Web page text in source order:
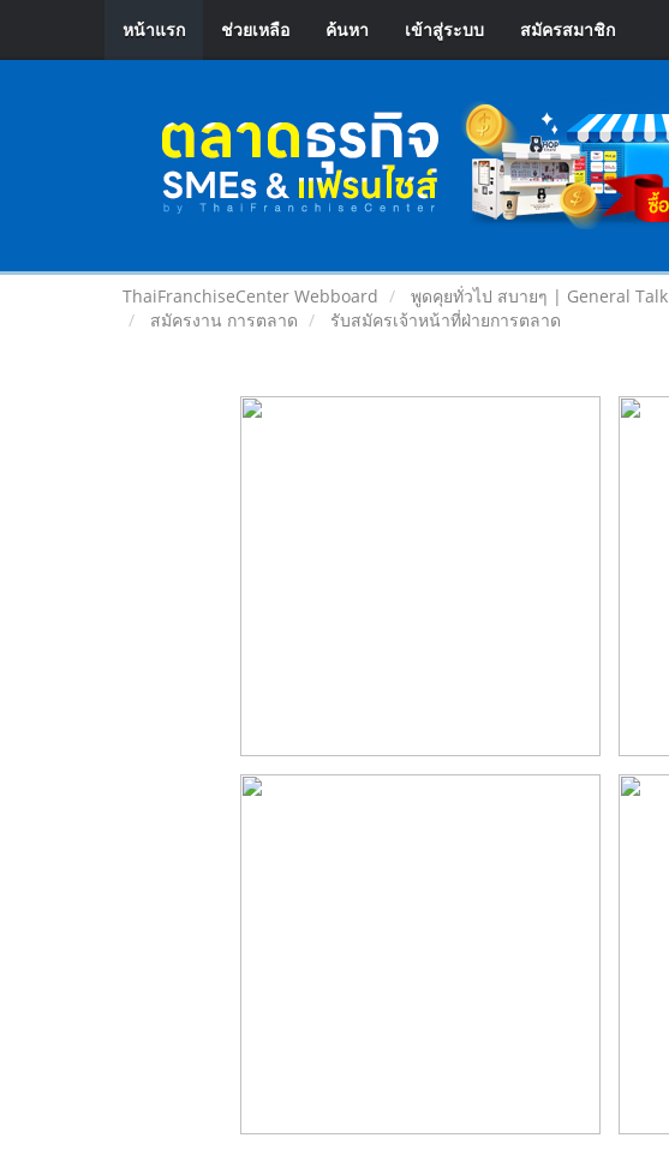
หน้าแรก ช่วยเหลือ ค้นหา เข้าสู่ระบบ สมัครสมาชิก
ThaiFranchiseCenter Webboard พูดคุยทั่วไป สบายๆ | General Talk
สมัครงาน การตลาด
รับสมัครเจ้าหน้าที่ฝ่ายการตลาด